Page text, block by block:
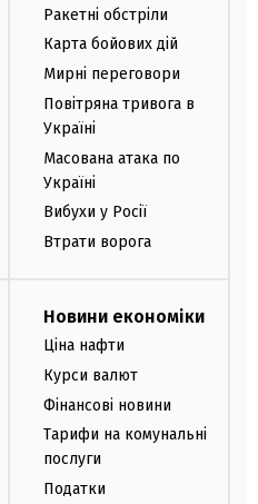
Ракетні обстріли
Карта бойових дій
Мирні переговори
Повітряна тривога в
Україні
Масована атака по
Україні
Вибухи у Росії
Втрати ворога
Новини економіки
Ціна нафти
Курси валют
Фінансові новини
Тарифи на комунальні
послуги
Податки